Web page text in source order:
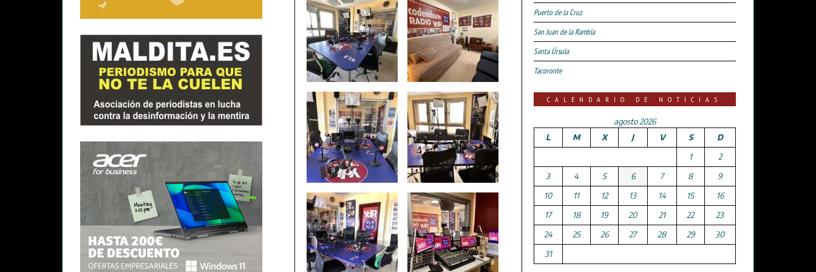
Puerto de la Cruz
San Juan de la Rambla
Santa Úrsula
Tacoronte
CALENDARIO DE NOTICIAS
agosto 2026
L
M X J V S
D
1
2
3
4 5 6 7 8
9
10
11 12 13 14 15
16
17
18 19 20 21 22
23
24
25 26 27 28 29
30
31